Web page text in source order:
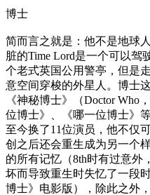
博士
简而言之就是：他不是地球
脏的Time Lord是一个可以驾
个老式英国公用警亭，但是
意空间穿梭的外星人。博士
《神秘博士》（Doctor Who
位博士》、《哪一位博士》
至今换了11位演员，他不仅
创之后还会重生成为另一个
的所有记忆（8th时有过意外
坏而导致重生时失忆了一段
博士》电影版），除此之外